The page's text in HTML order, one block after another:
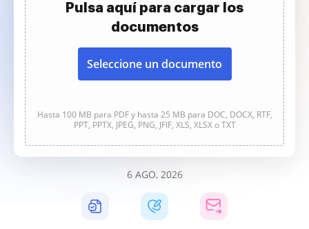
Pulsa aquí para cargar los
documentos
Seleccione un documento
Hasta 100 MB para PDF y hasta 25 MB para DOC, DOCX, RTF,
PPT, PPTX, JPEG, PNG, JFIF, XLS, XLSX o TXT
6 AGO, 2026